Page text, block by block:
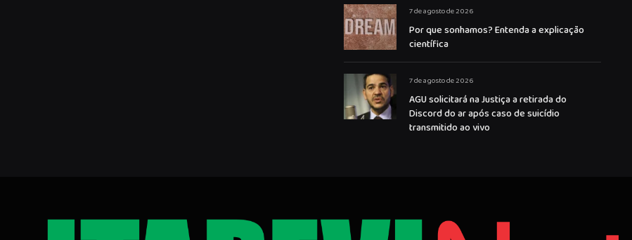
7 de agosto de 2026
Por que sonhamos? Entenda a explicação
científica
7 de agosto de 2026
AGU solicitará na Justiça a retirada do
Discord do ar após caso de suicídio
transmitido ao vivo